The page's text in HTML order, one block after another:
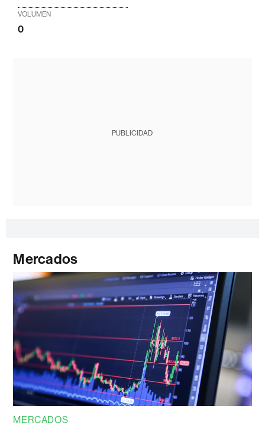
VOLUMEN
0
PUBLICIDAD
Mercados
MERCADOS